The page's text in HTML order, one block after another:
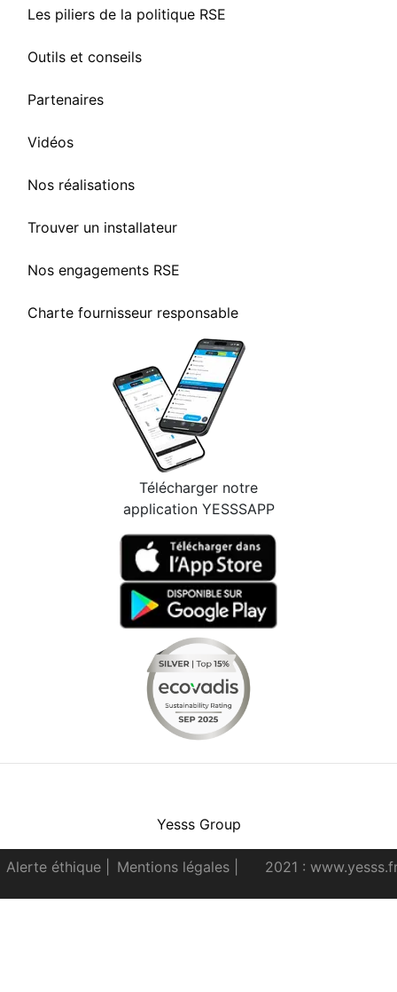
Les piliers de la politique RSE
Outils et conseils
Partenaires
Vidéos
Nos réalisations
Trouver un installateur
Nos engagements RSE
Charte fournisseur responsable
Télécharger notre
application YESSSAPP
Yesss Group
Alerte éthique Mentions légales 2021 :